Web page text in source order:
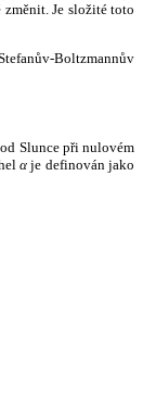
Je složité toto
Boltzmannův
Slunce při nulovém
α je definován jako